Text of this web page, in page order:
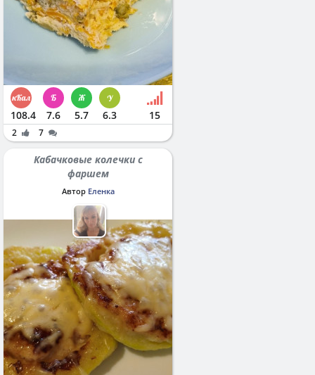
108.4 7.6 5.7 6.3 15
2 7
Кабачковые колечки с
фаршем
Автор Еленка